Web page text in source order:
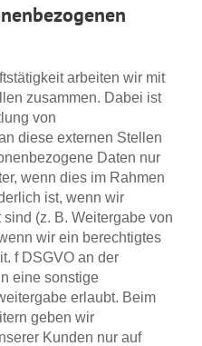
arbeiten wir mit
zusammen. Dabei ist
von
diese externen Stellen
Daten nur
wenn dies im Rahmen
ist, wenn wir
(z. B. Weitergabe von
wir ein berechtigtes
f DSGVO an der
eine sonstige
erlaubt. Beim
geben wir
Kunden nur auf